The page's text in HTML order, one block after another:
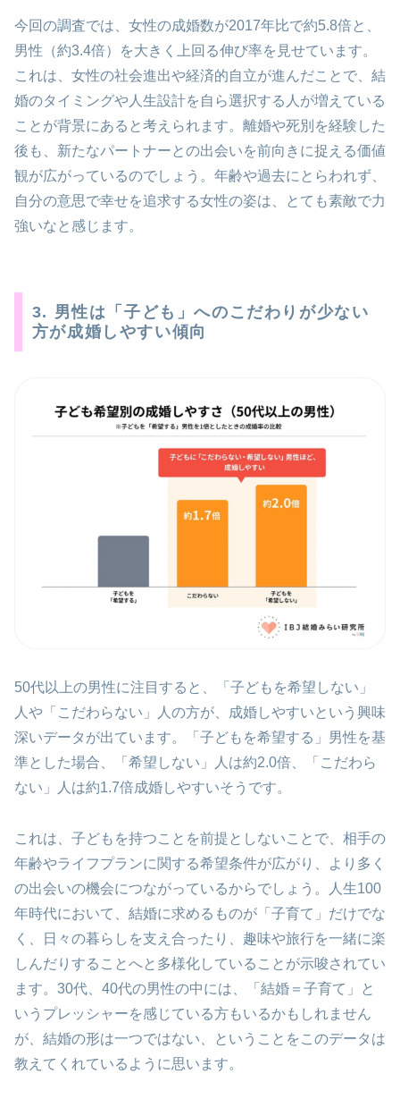
今回の調査では、女性の成婚数が2017年比で約5.8倍と、
男性（約3.4倍）を大きく上回る伸び率を見せています。
これは、女性の社会進出や経済的自立が進んだことで、結
婚のタイミングや人生設計を自ら選択する人が増えている
ことが背景にあると考えられます。離婚や死別を経験した
後も、新たなパートナーとの出会いを前向きに捉える価値
観が広がっているのでしょう。年齢や過去にとらわれず、
自分の意思で幸せを追求する女性の姿は、とても素敵で力
強いなと感じます。
3. 男性は「子ども」へのこだわりが少ない
方が成婚しやすい傾向
50代以上の男性に注目すると、「子どもを希望しない」
人や「こだわらない」人の方が、成婚しやすいという興味
深いデータが出ています。「子どもを希望する」男性を基
準とした場合、「希望しない」人は約2.0倍、「こだわら
ない」人は約1.7倍成婚しやすいそうです。
これは、子どもを持つことを前提としないことで、相手の
年齢やライフプランに関する希望条件が広がり、より多く
の出会いの機会につながっているからでしょう。人生100
年時代において、結婚に求めるものが「子育て」だけでな
く、日々の暮らしを支え合ったり、趣味や旅行を一緒に楽
しんだりすることへと多様化していることが示唆されてい
ます。30代、40代の男性の中には、「結婚＝子育て」と
いうプレッシャーを感じている方もいるかもしれません
が、結婚の形は一つではない、ということをこのデータは
教えてくれているように思います。